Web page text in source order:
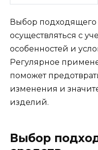
Выбор подходящего
осуществляться с
особенностей и
Регулярное
поможет
изменения и
изделий.
Выбор